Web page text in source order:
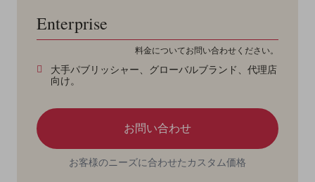
Enterprise
料金についてお問い合わせください。
大手パブリッシャー、グローバルブランド、代理店
向け。
お問い合わせ
お客様のニーズに合わせたカスタム価格